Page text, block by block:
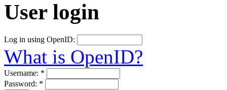
User login
Log in using OpenID:
What is OpenID?
Username: *
Password: *